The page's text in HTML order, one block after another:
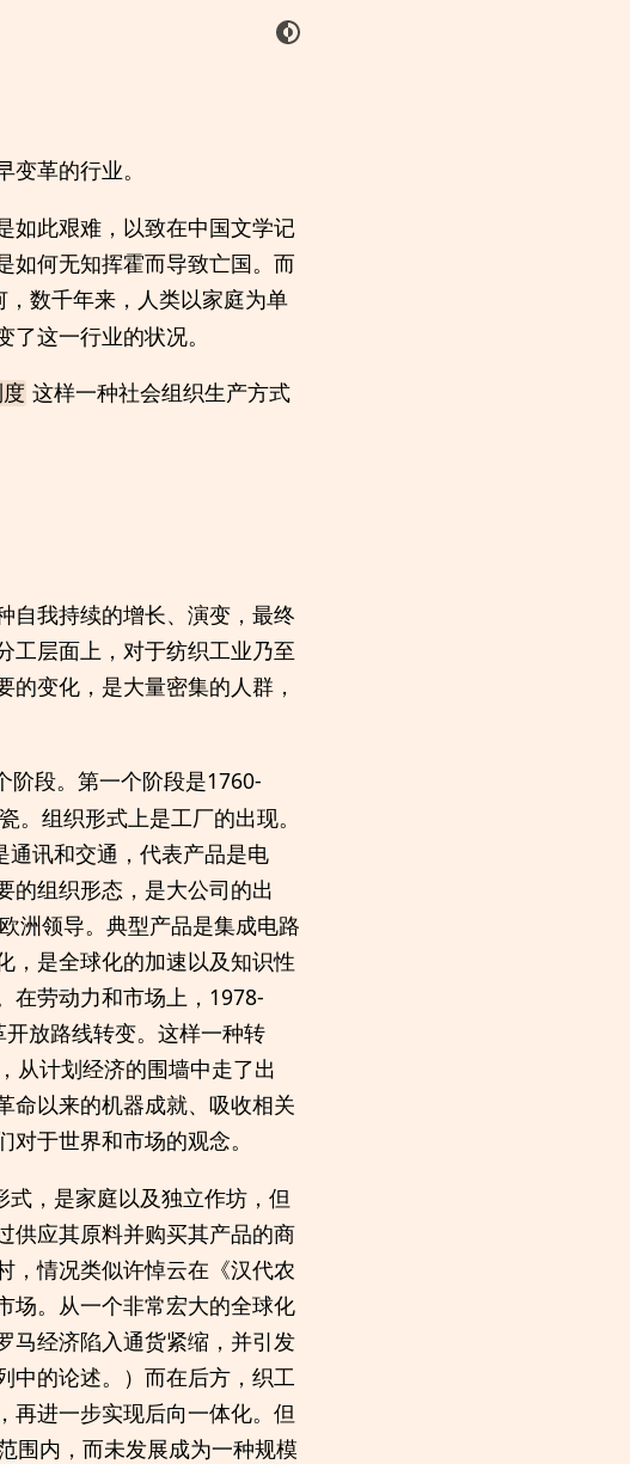
革的行业。
如此艰难，以致在中国文学记
如何无知挥霍而导致亡国。而
数千年来，人类以家庭为单
这一行业的状况。
这样一种社会组织生产方式
自我持续的增长、演变，最终
工层面上，对于纺织工业乃至
变化，是大量密集的人群，
阶段。第一个阶段是1760-
组织形式上是工厂的出现。
讯和交通，代表产品是电
的组织形态，是大公司的出
洲领导。典型产品是集成电路
，是全球化的加速以及知识性
在劳动力和市场上，1978-
放路线转变。这样一种转
从计划经济的围墙中走了出
命以来的机器成就、吸收相关
于世界和市场的观念。
，是家庭以及独立作坊，但
供应其原料并购买其产品的商
，情况类似许悼云在《汉代农
场。从一个非常宏大的全球化
马经济陷入通货紧缩，并引发
中的论述。）而在后方，织工
再进一步实现后向一体化。但
围内，而未发展成为一种规模